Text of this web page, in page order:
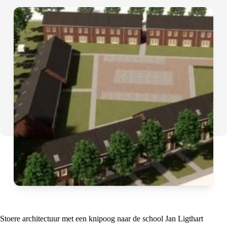
Stoere architectuur met een knipoog naar de school Jan Ligthart